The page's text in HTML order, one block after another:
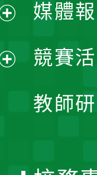
媒體
競賽
教師
開